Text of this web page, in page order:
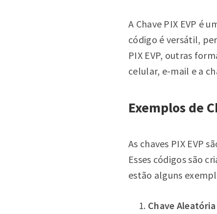
A Chave PIX EVP é
código é versátil,
PIX EVP, outras
celular, e-mail e a
Exemplos de
As chaves PIX EVP
Esses códigos são
estão alguns
Chave